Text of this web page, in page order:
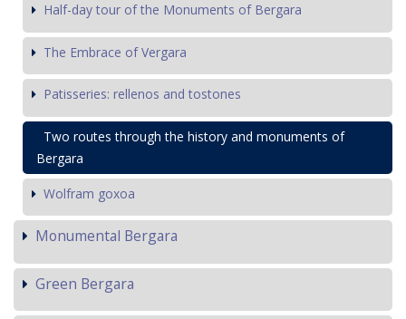
Half-day tour of the Monuments of Bergara
The Embrace of Vergara
Patisseries: rellenos and tostones
Two routes through the history and monuments of
Bergara
Wolfram goxoa
Monumental Bergara
Green Bergara